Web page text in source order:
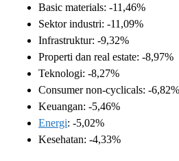
Basic materials: -11,46%
Sektor industri: -11,09%
Infrastruktur: -9,32%
Properti dan real estate: -8,97%
Teknologi: -8,27%
Consumer non-cyclicals: -6,82%
Keuangan: -5,46%
Energi: -5,02%
Kesehatan: -4,33%